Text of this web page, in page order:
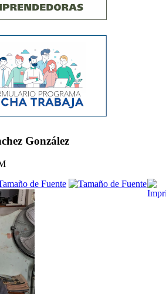
González